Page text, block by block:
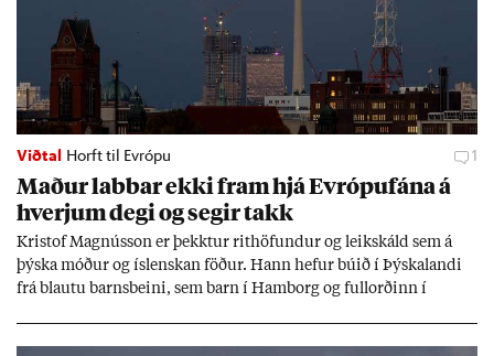
Viðtal Horft til Evrópu 1
Mað­ur labb­ar ekki fram hjá Evr­ópuf­ána á
hverj­um degi og seg­ir takk
Kri­stof Magnús­son er þekkt­ur rit­höf­und­ur og leik­skáld sem á
þýska móð­ur og ís­lensk­an föð­ur. Hann hef­ur bú­ið í Þýskalandi
frá blautu barns­beini, sem barn í Ham­borg og full­orð­inn í